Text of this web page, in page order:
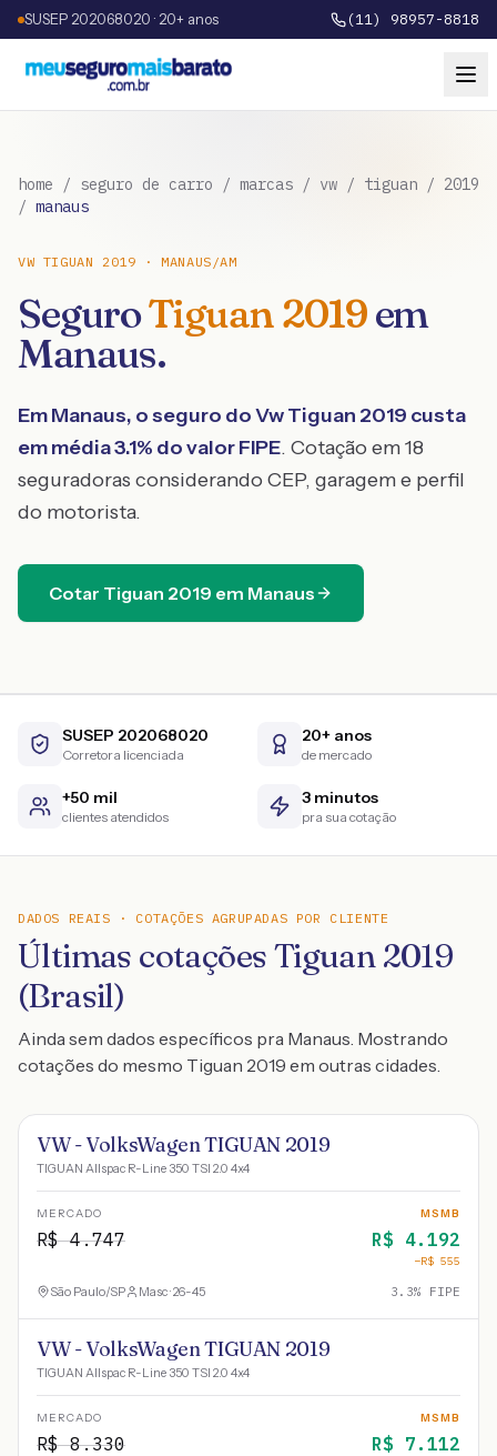
SUSEP 202068020 · 20+ anos (11) 98957-8818
home / seguro de carro / marcas / vw / tiguan / 2019
/ manaus
VW TIGUAN 2019 ·MANAUS /AM
SeguroTiguan2019em
Manaus.
EmManaus, o seguro doVwTiguan 2019 custa
em média3.1% do valor FIPE. Cotação em 18
seguradoras considerando CEP, garagem e perfil
do motorista.
Cotar Tiguan 2019 em Manaus
SUSEP 202068020
Corretora licenciada
20+ anos
de mercado
+50 mil
clientes atendidos
3 minutos
pra sua cotação
DADOS REAIS · COTAÇÕES AGRUPADAS POR CLIENTE
Últimas cotações Tiguan 2019
(Brasil)
Ainda sem dados específicos pra Manaus. Mostrando
cotações do mesmo Tiguan 2019 em outras cidades.
VW - VolksWagen TIGUAN 2019
TIGUAN Allspac R-Line 350 TSI 2.0 4x4
MERCADO
R$4.747
MSMB
R$ 4.192
−R$ 555
São Paulo/SP Masc · 26-45 3.3% FIPE
VW - VolksWagen TIGUAN 2019
TIGUAN Allspac R-Line 350 TSI 2.0 4x4
MERCADO
R$8.330
MSMB
R$ 7.112